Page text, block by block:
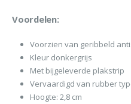
Voordelen:
Voorzien van geribbeld
Kleur donkergrijs
Met bijgeleverde plakstrip
Vervaardigd van rubber
Hoogte: 2,8 cm